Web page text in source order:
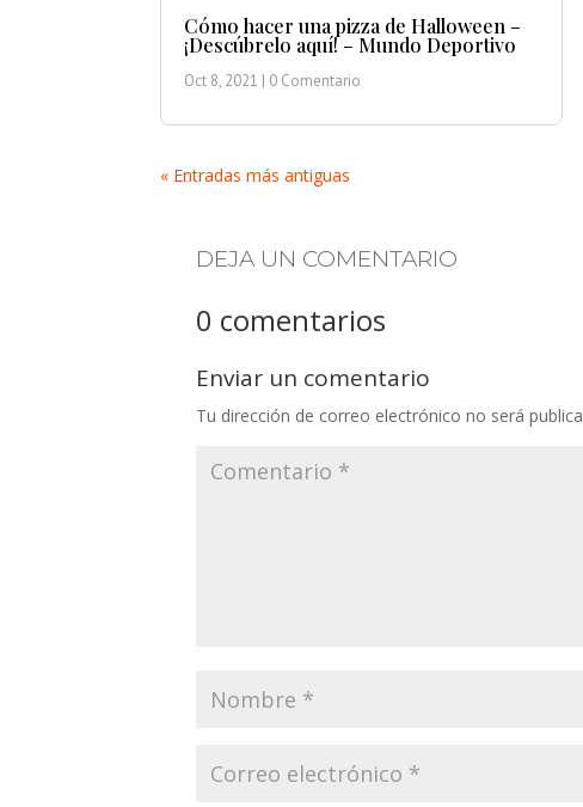
Cómo hacer una pizza de Halloween –
¡Descúbrelo aquí! – Mundo Deportivo
Oct 8, 2021 | 0 Comentario
« Entradas más antiguas
DEJA UN COMENTARIO
0 comentarios
Enviar un comentario
Tu dirección de correo electrónico no será